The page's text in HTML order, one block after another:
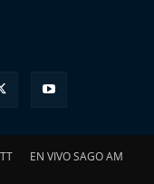
EN VIVO SAGO AM